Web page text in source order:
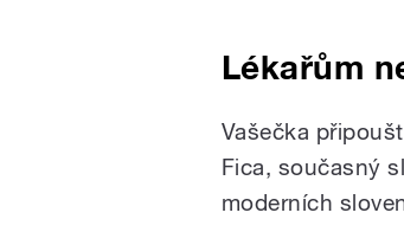
Lékařům
Vašečka
Fica, současný
moderních